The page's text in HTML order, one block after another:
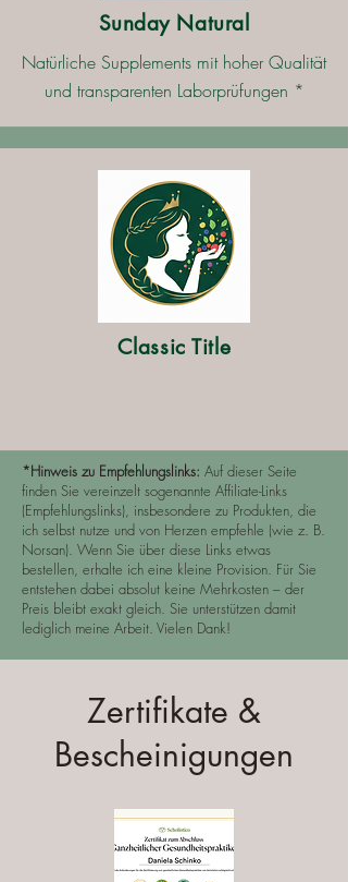
Sunday Natural
Natürliche Supplements mit hoher Qualität
und transparenten Laborprüfungen *
Classic Title
*Hinweis zu Empfehlungslinks: Auf dieser Seite
finden Sie vereinzelt sogenannte Affiliate-Links
(Empfehlungslinks), insbesondere zu Produkten, die
ich selbst nutze und von Herzen empfehle (wie z. B.
Norsan). Wenn Sie über diese Links etwas
bestellen, erhalte ich eine kleine Provision. Für Sie
entstehen dabei absolut keine Mehrkosten – der
Preis bleibt exakt gleich. Sie unterstützen damit
lediglich meine Arbeit. Vielen Dank!
Zertifikate &
Bescheinigungen